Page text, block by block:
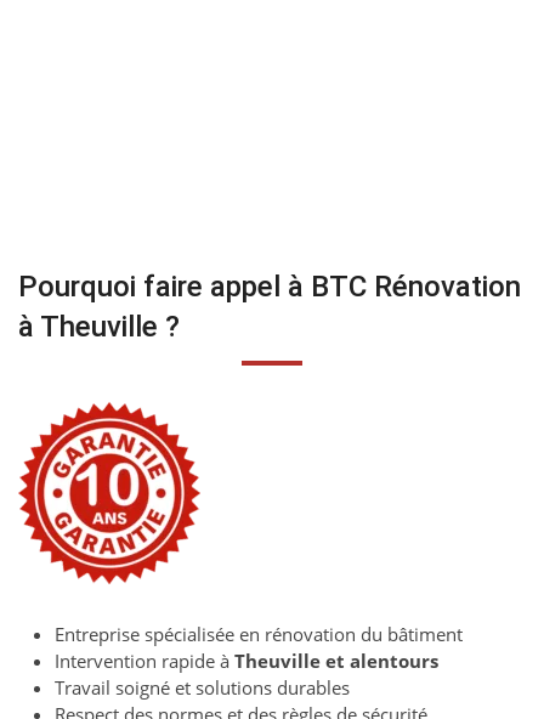
Pourquoi faire appel à BTC Rénovation
à Theuville ?
Entreprise spécialisée en rénovation du bâtiment
Intervention rapide à Theuville et alentours
Travail soigné et solutions durables
Respect des normes et des règles de sécurité